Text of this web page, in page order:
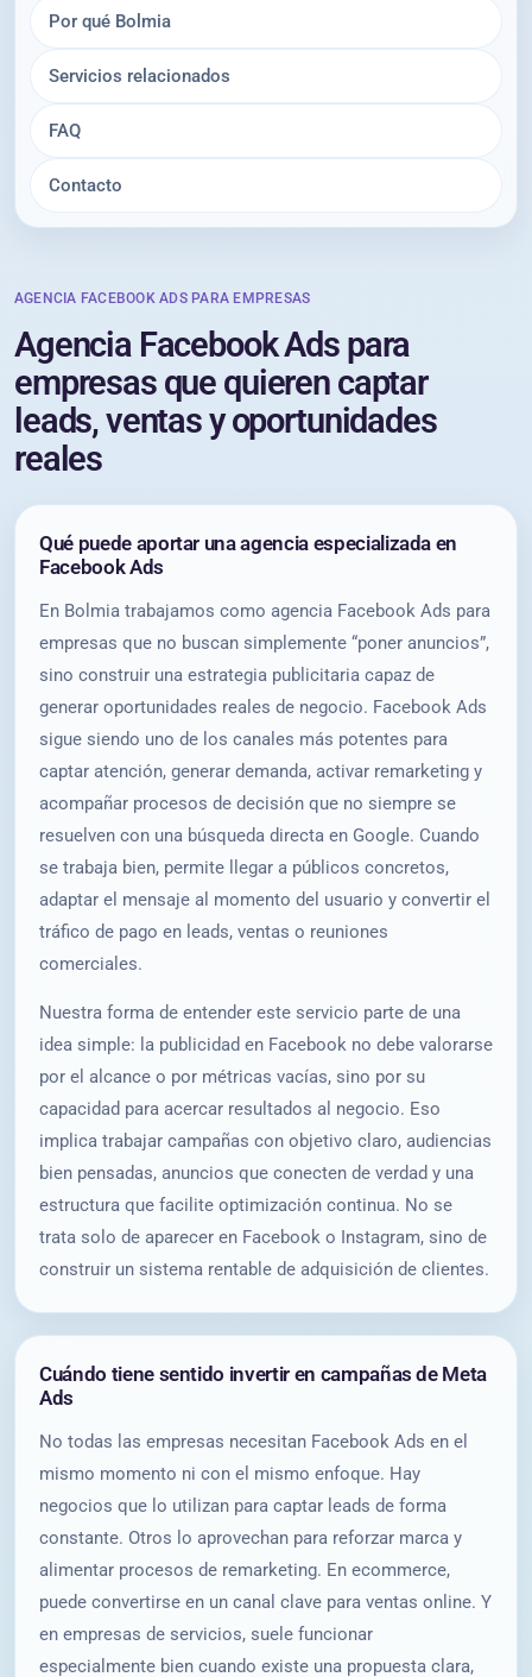
Por qué Bolmia
Servicios relacionados
FAQ
Contacto
AGENCIA FACEBOOK ADS PARA EMPRESAS
Agencia Facebook Ads para
empresas que quieren captar
leads, ventas y oportunidades
reales
Qué puede aportar una agencia especializada en
Facebook Ads
En Bolmia trabajamos como agencia Facebook Ads para
empresas que no buscan simplemente “poner anuncios”,
sino construir una estrategia publicitaria capaz de
generar oportunidades reales de negocio. Facebook Ads
sigue siendo uno de los canales más potentes para
captar atención, generar demanda, activar remarketing y
acompañar procesos de decisión que no siempre se
resuelven con una búsqueda directa en Google. Cuando
se trabaja bien, permite llegar a públicos concretos,
adaptar el mensaje al momento del usuario y convertir el
tráfico de pago en leads, ventas o reuniones
comerciales.
Nuestra forma de entender este servicio parte de una
idea simple: la publicidad en Facebook no debe valorarse
por el alcance o por métricas vacías, sino por su
capacidad para acercar resultados al negocio. Eso
implica trabajar campañas con objetivo claro, audiencias
bien pensadas, anuncios que conecten de verdad y una
estructura que facilite optimización continua. No se
trata solo de aparecer en Facebook o Instagram, sino de
construir un sistema rentable de adquisición de clientes.
Cuándo tiene sentido invertir en campañas de Meta
Ads
No todas las empresas necesitan Facebook Ads en el
mismo momento ni con el mismo enfoque. Hay
negocios que lo utilizan para captar leads de forma
constante. Otros lo aprovechan para reforzar marca y
alimentar procesos de remarketing. En ecommerce,
puede convertirse en un canal clave para ventas online. Y
en empresas de servicios, suele funcionar
especialmente bien cuando existe una propuesta clara,